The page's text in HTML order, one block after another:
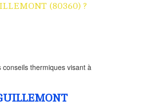
(80360) ?
thermiques visant à